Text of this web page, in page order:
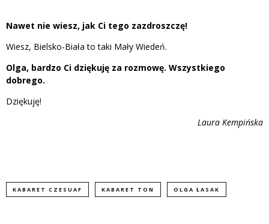
Nawet nie wiesz, jak Ci tego zazdroszczę!
Wiesz, Bielsko-Biała to taki Mały Wiedeń.
Olga, bardzo Ci dziękuję za rozmowę. Wszystkiego
dobrego.
Dziękuję!
Laura Kempińska
KABARET CZESUAF KABARET TON OLGA ŁASAK